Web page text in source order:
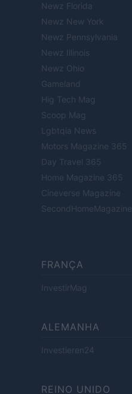
Newz Florida
Newz New York
Newz Pennsylvania
Newz Illinois
Newz Ohio
Gameland
Hig Tech Mag
Scoop Mag
Lgbtqia News
Motors Magazine 365
Day Travel 365
Home Magazine 365
Cineverse Magazine
SecondHomeMagazine
FRANÇA
InvestirMag
ALEMANHA
Investieren24
REINO UNIDO